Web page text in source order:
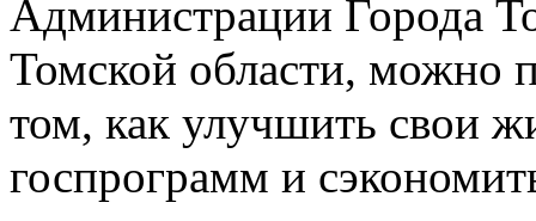
Администрации Города
Томской области, можно
том, как улучшить свои
госпрограмм и